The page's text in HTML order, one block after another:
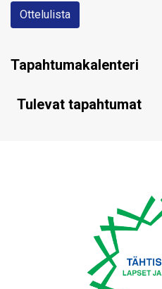
Ottelulista
Tapahtumakalenteri
Tulevat tapahtumat